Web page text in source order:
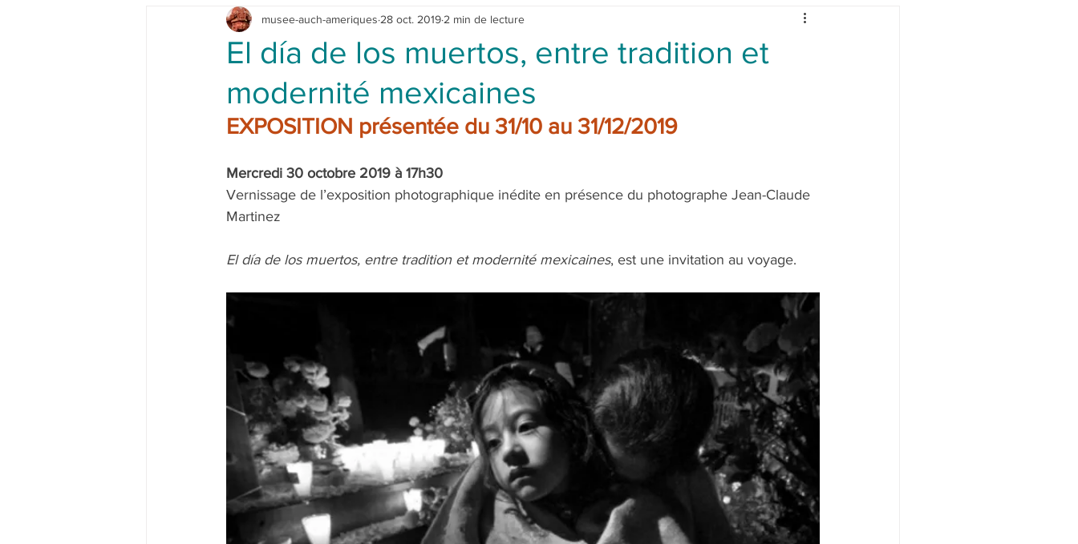
El día de los muertos, entre tradition et
modernité mexicaines
musee-auch-ameriques 28 oct. 2019 2 min de lecture
EXPOSITION présentée du 31/10 au 31/12/2019
Mercredi 30 octobre 2019 à 17h30
Vernissage de l’exposition photographique inédite en présence du photographe Jean-Claude
Martinez
El día de los muertos, entre tradition et modernité mexicaines, est une invitation au voyage.